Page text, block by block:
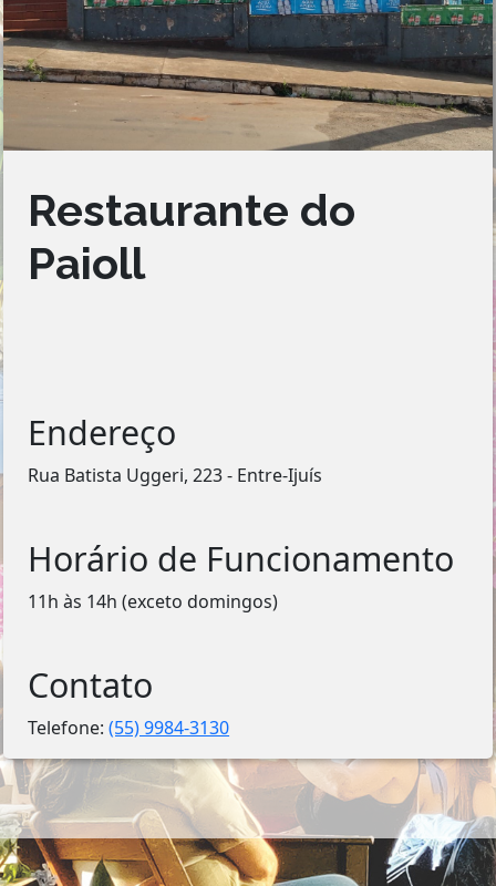
Restaurante do
Paioll
Endereço
Rua Batista Uggeri, 223 - Entre-Ijuís
Horário de Funcionamento
11h às 14h (exceto domingos)
Contato
Telefone:(55) 9984-3130